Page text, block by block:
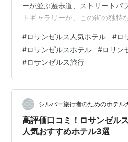
ーが並ぶ遊歩道、ストリートパ
トギャラリーが、この街の独特
より特別なものにする厳選され
ます。 確実な価格保証！
Agodaは最低価格保障制で旅行
きるようサポートします。 そ
際に、多くの方々がAgodaを通
#ロサンゼルス人気ホテル #ロ
#ロサンゼルスホテル #ロサン
#ロサンゼルス旅行
シルバー旅行者のためのホテル
高評価口コミ！ロサンゼル
人気おすすめホテル3選